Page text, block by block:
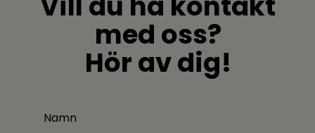
med oss?
Hör av dig!